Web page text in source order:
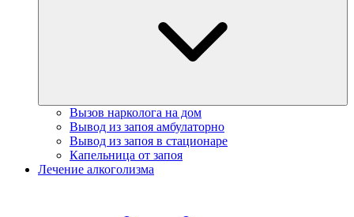
Вызов нарколога на дом
Вывод из запоя амбулаторно
Вывод из запоя в стационаре
Капельница от запоя
Лечение алкоголизма